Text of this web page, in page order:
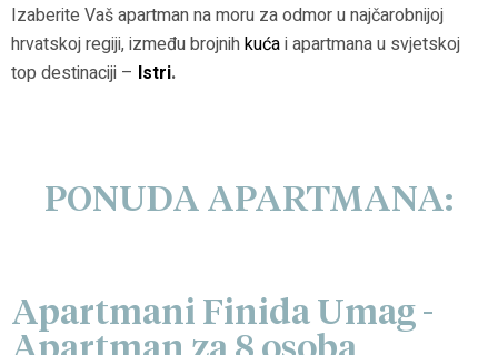
Izaberite Vaš apartman na moru za odmor u najčarobnijoj
hrvatskoj regiji, između brojnihkućai apartmana u svjetskoj
top destinaciji – Istri.
PONUDA APARTMANA:
Apartmani Finida Umag -